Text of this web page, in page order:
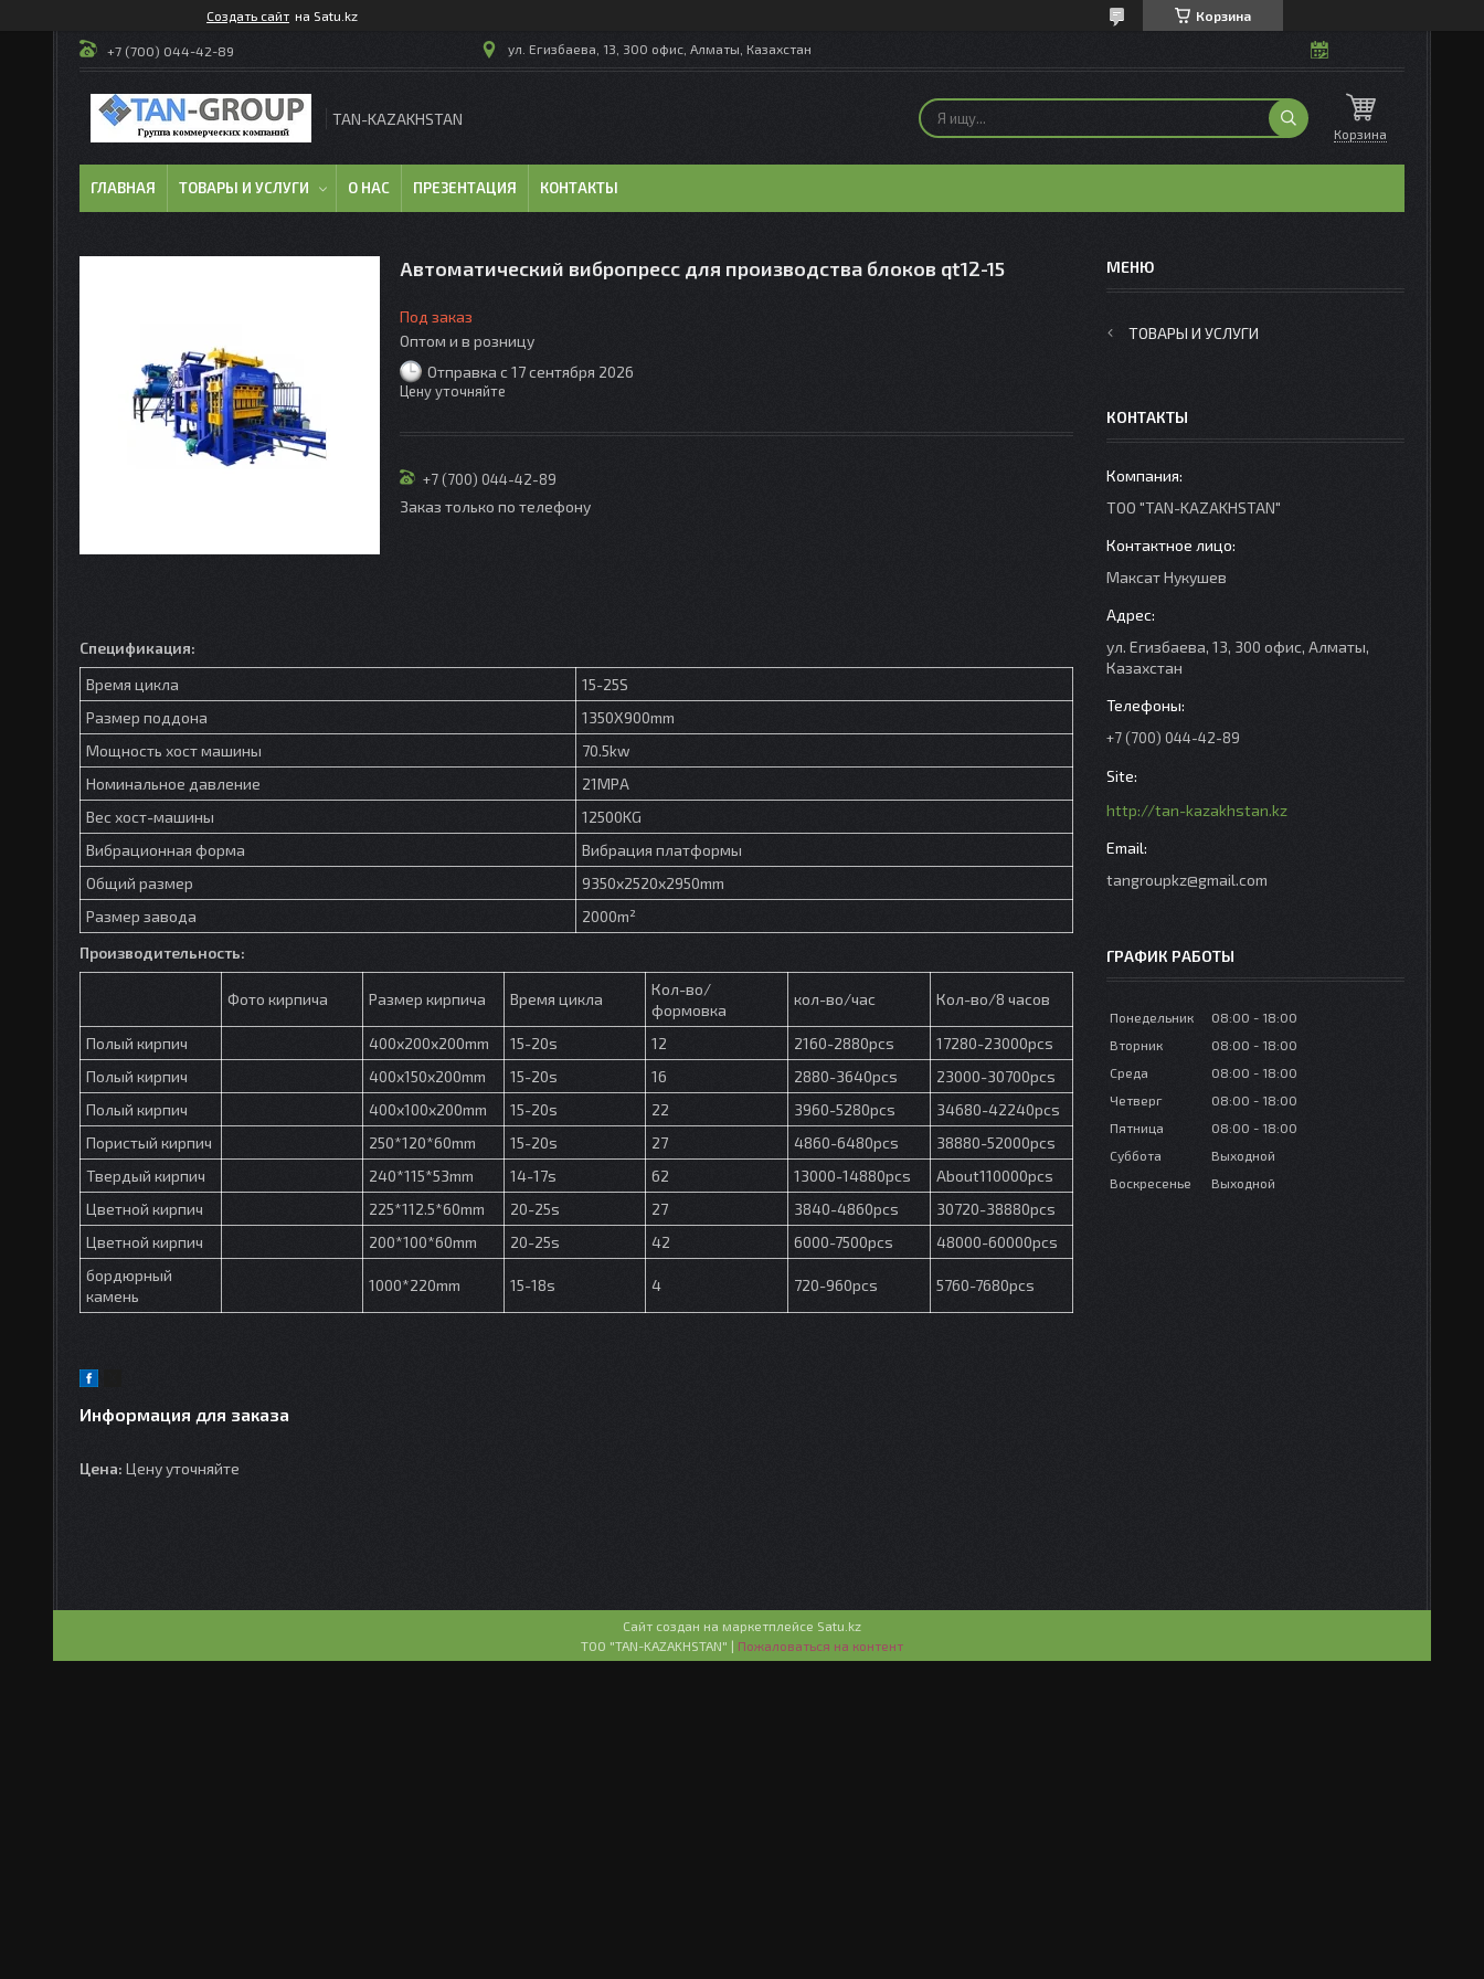
Создать сайт на Satu.kz Корзина
+7 (700) 044-42-89 ул. Егизбаева, 13, 300 офис, Алматы, Казахстан
TAN-KAZAKHSTAN
Корзина
ГЛАВНАЯ ТОВАРЫ И УСЛУГИ О НАС ПРЕЗЕНТАЦИЯ КОНТАКТЫ
Автоматический вибропресс для производства блоков qt12-15
Под заказ
Оптом и в розницу
Отправка с 17 сентября 2026
Цену уточняйте
+7 (700) 044-42-89
Заказ только по телефону
Спецификация:
Время цикла
15-25S
Размер поддона
1350X900mm
Мощность хост машины
70.5kw
Номинальное давление
21MPA
Вес хост-машины
12500KG
Вибрационная форма
Вибрация платформы
Общий размер
9350x2520x2950mm
Размер завода
2000m²
Производительность:
Фото кирпича Размер кирпича Время цикла
Кол-во/
формовка
кол-во/час Кол-во/8 часов
Полый кирпич 400x200x200mm 15-20s 12 2160-2880pcs
17280-23000pcs
Полый кирпич
400x150x200mm 15-20s 16 2880-3640pcs
23000-30700pcs
Полый кирпич
400x100x200mm 15-20s 22 3960-5280pcs
34680-42240pcs
Пористый кирпич
250*120*60mm 15-20s 27 4860-6480pcs
38880-52000pcs
Твердый кирпич
240*115*53mm 14-17s 62 13000-14880pcs
About110000pcs
Цветной кирпич
225*112.5*60mm 20-25s 27 3840-4860pcs
30720-38880pcs
Цветной кирпич
200*100*60mm 20-25s 42 6000-7500pcs
48000-60000pcs
бордюрный
камень
1000*220mm 15-18s 4 720-960pcs 5760-7680pcs
Информация для заказа
Цена: Цену уточняйте
ТОВАРЫ И УСЛУГИ
КОНТАКТЫ
ТОО "TAN-KAZAKHSTAN"
Максат Нукушев
ул. Егизбаева, 13, 300 офис, Алматы,
Казахстан
+7 (700) 044-42-89
http://tan-kazakhstan.kz
tangroupkz@gmail.com
ГРАФИК РАБОТЫ
Понедельник 08:00
18:00
Вторник
08:00
18:00
Среда
08:00
18:00
Четверг
08:00
18:00
Пятница
08:00
18:00
Суббота
Выходной
Воскресенье
Выходной
Сайт создан на маркетплейсе Satu.kz
ТОО "TAN-KAZAKHSTAN" | Пожаловаться на контент